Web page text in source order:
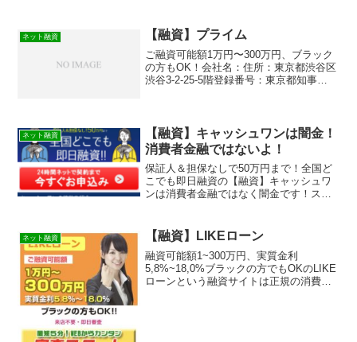
額や金利も嘘です。この記事は闇金の見
分け方やその手口や嫌がらせなどを実際
に体験をもとに紹介しています。優良で
審査の柔軟な貸金業者の紹介と新しい審
査なしも資金調達方法も紹介していま
ネット融資 【融資】プライム
ご融資可能額1万円〜300万円、ブラック
の方もOK！会社名：住所：東京都渋谷区
渋谷3-2-25-5階登録番号：東京都知事
ネット融資
【融資】キャッシュワンは闇金！
消費者金融ではないよ！
保証人＆担保なしで50万円まで！全国ど
こでも即日融資の【融資】キャッシュワ
ンは消費者金融ではなく闇金です！スマ
どの貸金業者を探していてこのサイトに
出会ったと思います。...
ネット融資 【融資】LIKEローン
融資可能額1~300万円、実質金利
5,8%~18,0%ブラックの方でもOKのLIKE
ローンという融資サイトは正規の消費者